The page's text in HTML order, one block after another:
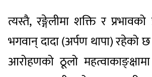
त्यस्तै, रङ्गेलीमा शक्ति र
भगवान् दादा (अर्पण थापा) रहेको
आरोहणको ठूलो